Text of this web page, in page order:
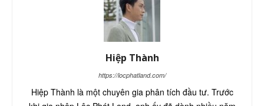
Hiệp Thành
https://locphatland.com/
Hiệp Thành là một chuyên gia phân tích đầu tư. Trước